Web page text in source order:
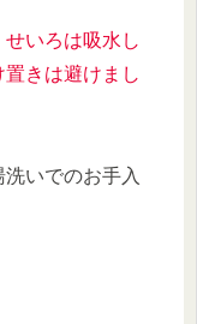
いろは吸水し
きは避けまし
いでのお手入